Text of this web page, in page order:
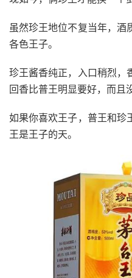
虽然珍王地位不复当年，酒
各色王子。
珍王酱香纯正，入口稍烈，
回香比普王明显要好，而且
如果你喜欢王子，普王和珍
王是王子的天。